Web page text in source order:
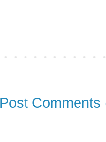
Post Comments